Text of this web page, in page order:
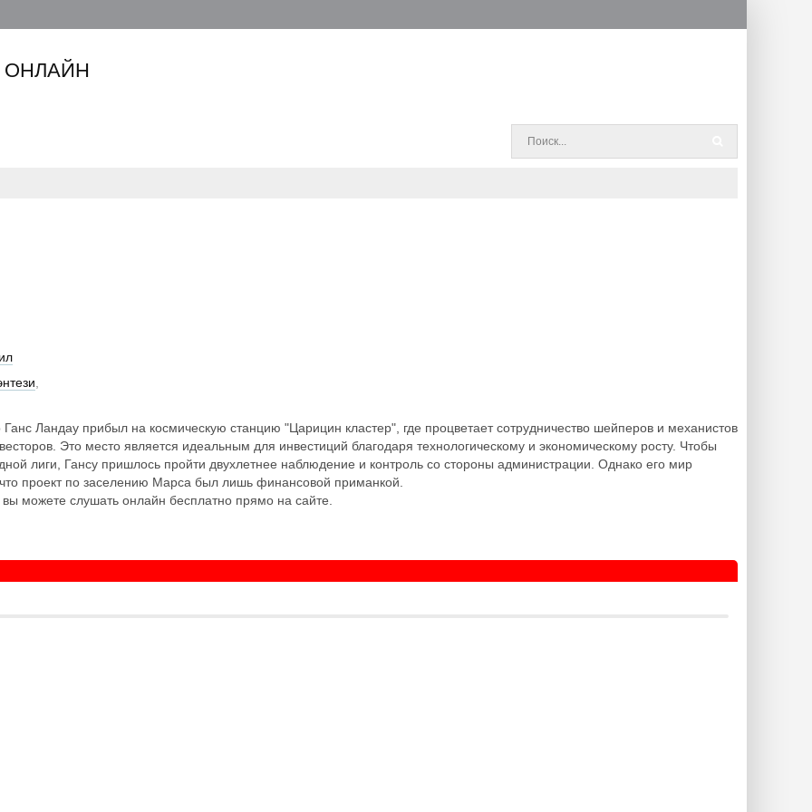
ОНЛАЙН
Ландау прибыл на космическую станцию "Царицин кластер", где процветает сотрудничество шейперов и механистов
Это место является идеальным для инвестиций благодаря технологическому и экономическому росту. Чтобы
лиги, Гансу пришлось пройти двухлетнее наблюдение и контроль со стороны администрации. Однако его мир
что проект по заселению Марса был лишь финансовой приманкой.
можете слушать онлайн бесплатно прямо на сайте.